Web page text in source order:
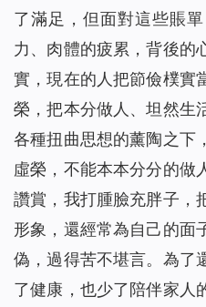
了滿足，但面對這些賬
力、肉體的疲累，背後的
實，現在的人把節儉樸實
榮，把本分做人、坦然生
各種扭曲思想的薰陶之下
虛榮，不能本本分分的做
讚賞，我打腫臉充胖子，
形象，還經常為自己的面
偽，過得苦不堪言。為了
了健康，也少了陪伴家人